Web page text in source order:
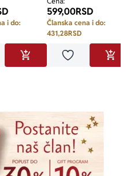
i do:
u omiljene
DODAJ U KORPU
599,00RSD
Članska cena i do:
431,28RSD
Dodaj u